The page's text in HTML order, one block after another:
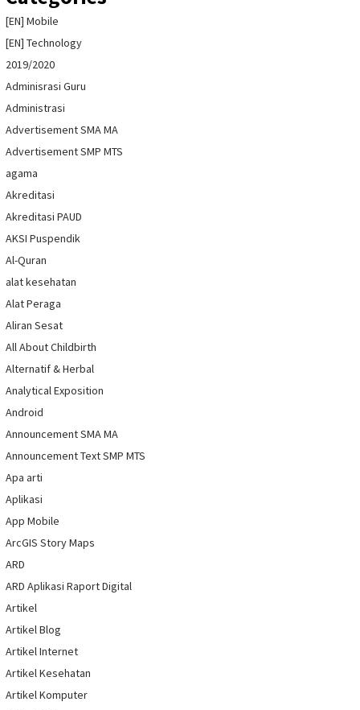
[EN] Mobile
[EN] Technology
2019/2020
Adminisrasi Guru
Administrasi
Advertisement SMA MA
Advertisement SMP MTS
agama
Akreditasi
Akreditasi PAUD
AKSI Puspendik
Al-Quran
alat kesehatan
Alat Peraga
Aliran Sesat
All About Childbirth
Alternatif & Herbal
Analytical Exposition
Android
Announcement SMA MA
Announcement Text SMP MTS
Apa arti
Aplikasi
App Mobile
ArcGIS Story Maps
ARD
ARD Aplikasi Raport Digital
Artikel
Artikel Blog
Artikel Internet
Artikel Kesehatan
Artikel Komputer